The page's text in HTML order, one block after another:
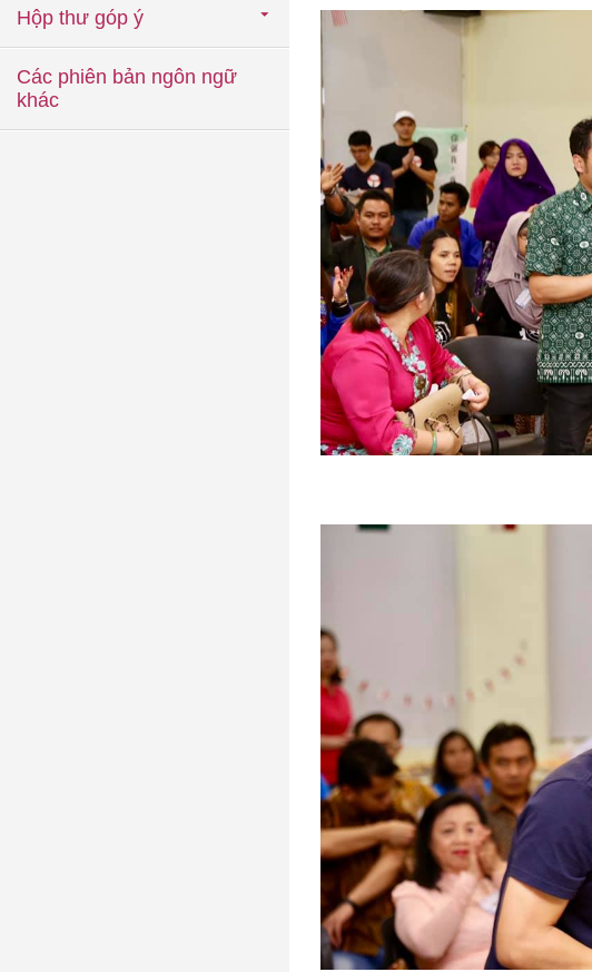
Hộp thư góp ý
Các phiên bản ngôn ngữ
khác